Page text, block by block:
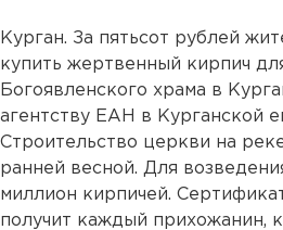
Курган. За пятьсот рублей
купить жертвенный кирпич
Богоявленского храма в
агентству ЕАН в Курганской
Строительство церкви на
ранней весной. Для
миллион кирпичей.
получит каждый прихожанин,